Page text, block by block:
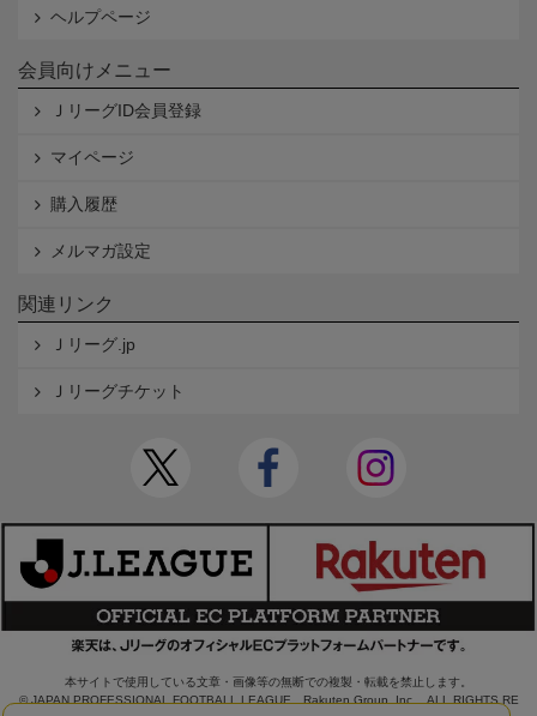
ヘルプページ
会員向けメニュー
ＪリーグID会員登録
マイページ
購入履歴
メルマガ設定
関連リンク
Ｊリーグ.jp
Ｊリーグチケット
本サイトで使用している文章・画像等の無断での複製・転載を禁止します。
© JAPAN PROFESSIONAL FOOTBALL LEAGUE Rakuten Group, Inc. ALL RIGHTS RE